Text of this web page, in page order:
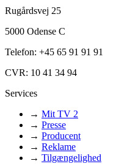
Rugårdsvej 25
5000 Odense C
Telefon: +45 65 91 91 91
CVR: 10 41 34 94
Services
→ Mit TV 2
→ Presse
→ Producent
→ Reklame
→ Tilgængelighed